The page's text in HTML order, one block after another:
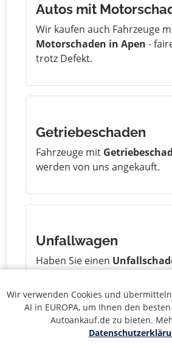
Autos mit
Wir kaufen auch Fahrzeuge
Motorschaden in Apen -
trotz Defekt.
Getriebeschaden
Fahrzeuge mit
werden von uns angekauft.
Unfallwagen
Haben Sie einen
Preisen.
Wir verwenden Cookies und
AI in EUROPA, um Ihnen den
Autoankauf.de zu bieten.